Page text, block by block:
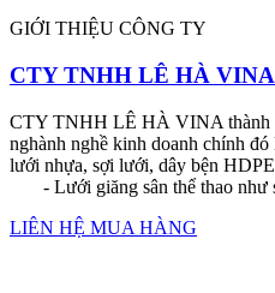
GIỚI THIỆU CÔNG TY
CTY TNHH LÊ HÀ
CTY TNHH LÊ HÀ VINA thành
nghành nghề kinh doanh chính
lưới nhựa, sợi lưới, dây bện
- Lưới giăng sân thể thao như
LIÊN HỆ MUA HÀNG